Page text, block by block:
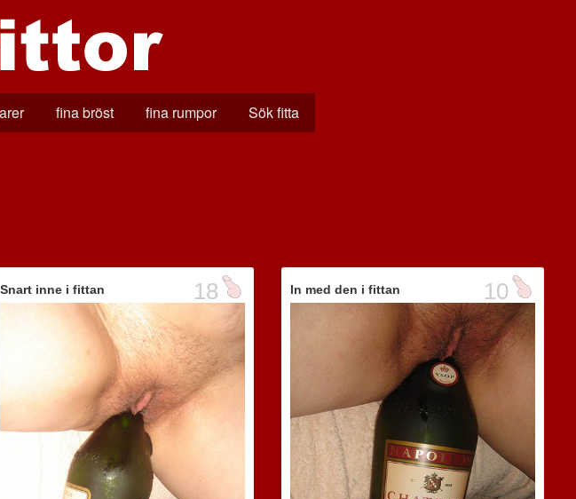
fina bröst fina rumpor Sök fitta
Snart inne i fittan 18 In med den i fittan 10